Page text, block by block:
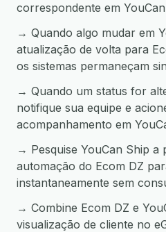
correspondente em
→ Quando algo mudar em
atualização de volta para
os sistemas permaneçam
→ Quando um status for
notifique sua equipe e
acompanhamento em
→ Pesquise YouCan Ship a
automação do Ecom DZ
instantaneamente sem
→ Combine Ecom DZ e
visualização de cliente no